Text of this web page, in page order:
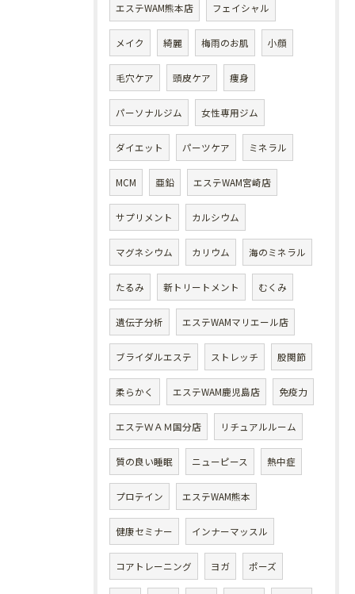
エステWAM熊本店 フェイシャル
メイク 綺麗 梅雨のお肌 小顔
毛穴ケア 頭皮ケア 痩身
パーソナルジム 女性専用ジム
ダイエット パーツケア ミネラル
MCM 亜鉛 エステWAM宮崎店
サプリメント カルシウム
マグネシウム カリウム 海のミネラル
たるみ 新トリートメント むくみ
遺伝子分析 エステWAMマリエール店
ブライダルエステ ストレッチ 股関節
柔らかく エステWAM鹿児島店 免疫力
エステＷＡＭ国分店 リチュアルルーム
質の良い睡眠 ニューピース 熱中症
プロテイン エステWAM熊本
健康セミナー インナーマッスル
コアトレーニング ヨガ ポーズ